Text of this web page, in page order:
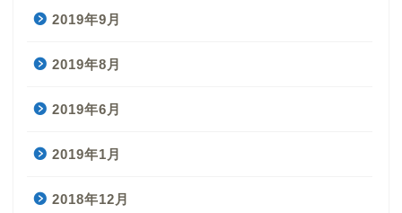
2019年9月
2019年8月
2019年6月
2019年1月
2018年12月